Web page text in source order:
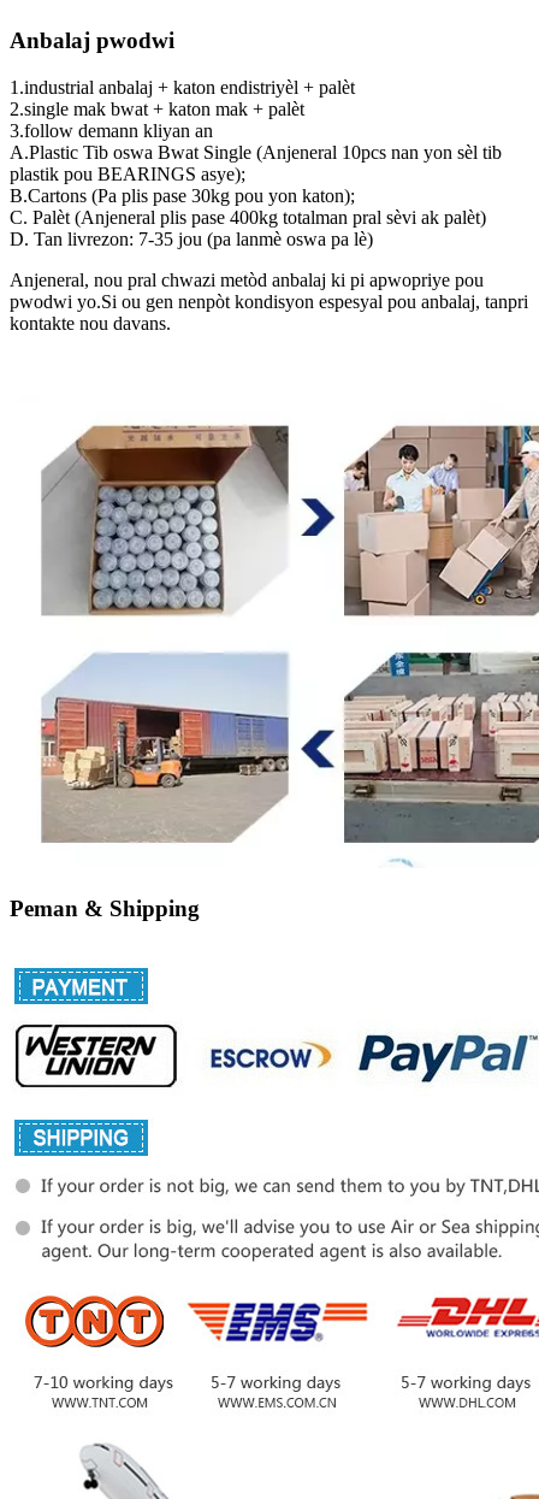
Anbalaj pwodwi
1.industrial anbalaj + katon endistriyèl + palèt
2.single mak bwat + katon mak + palèt
3.follow demann kliyan an
A.Plastic Tib oswa Bwat Single (Anjeneral 10pcs nan yon sèl tib
plastik pou BEARINGS asye);
B.Cartons (Pa plis pase 30kg pou yon katon);
C. Palèt (Anjeneral plis pase 400kg totalman pral sèvi ak palèt)
D. Tan livrezon: 7-35 jou (pa lanmè oswa pa lè)
Anjeneral, nou pral chwazi metòd anbalaj ki pi apwopriye pou
pwodwi yo.Si ou gen nenpòt kondisyon espesyal pou anbalaj, tanpri
kontakte nou davans.
Peman & Shipping